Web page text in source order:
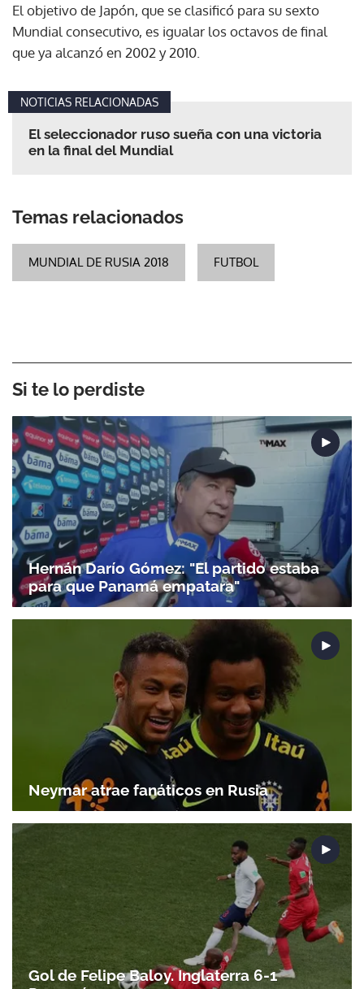
El objetivo de Japón, que se clasificó para su sexto
Mundial consecutivo, es igualar los octavos de final
que ya alcanzó en 2002 y 2010.
NOTICIAS RELACIONADAS
El seleccionador ruso sueña con una victoria
en la final del Mundial
Temas relacionados
MUNDIAL DE RUSIA 2018 FUTBOL
Si te lo perdiste
Hernán Darío Gómez: "El partido estaba
para que Panamá empatara"
Neymar atrae fanáticos en Rusia
Gol de Felipe Baloy. Inglaterra 6-1